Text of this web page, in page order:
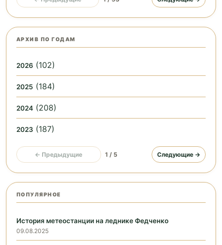
АРХИВ ПО ГОДАМ
2026 (102)
2025 (184)
2024 (208)
2023 (187)
← Предыдущие 1 / 5 Следующие →
ПОПУЛЯРНОЕ
История метеостанции на леднике Федченко
09.08.2025